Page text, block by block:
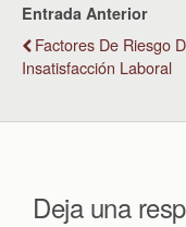
Entrada Anterior
Factores De Riesgo
Insatisfacción Laboral
Deja una